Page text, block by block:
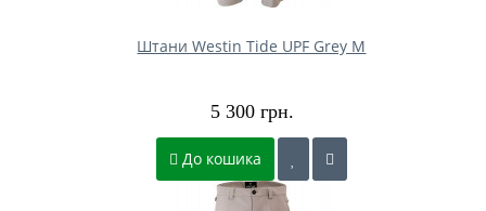
Штани Westin Tide UPF Grey M
5 300 грн.
До кошика